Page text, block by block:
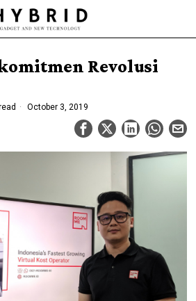
Revolusi
October 3, 2019